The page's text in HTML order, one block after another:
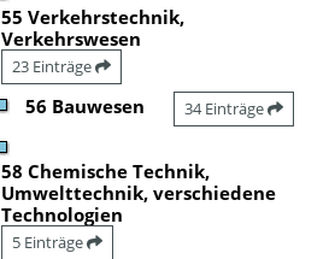
55 Verkehrstechnik,
Verkehrswesen
23 Einträge
56 Bauwesen 34 Einträge
58 Chemische Technik,
Umwelttechnik, verschiedene
Technologien
5 Einträge